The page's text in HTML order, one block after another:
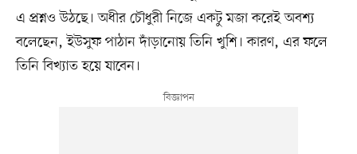
এ প্রশ্নও উঠছে। অধীর চৌধুরী নিজে একটু মজা করেই অবশ্য
বলেছেন, ইউসুফ পাঠান দাঁড়ানোয় তিনি খুশি। কারণ, এর ফলে
তিনি বিখ্যাত হয়ে যাবেন।